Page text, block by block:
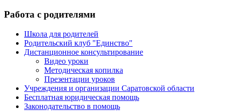
Работа с родителями
Школа для родителей
Родительский клуб "Единство"
Дистанционное консультирование
Видео уроки
Методическая копилка
Презентации уроков
Учреждения и организации Саратовской области
Бесплатная юридическая помощь
Законодательство в помощь